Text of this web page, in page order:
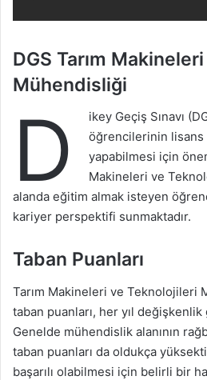
DGS Tarım
Mühendisliği
D
ikey Geçiş Sınavı
öğrencilerinin lisans
yapabilmesi için
Makineleri ve
alanda eğitim almak isteyen
kariyer perspektifi sunmaktadır.
Taban Puanları
Tarım Makineleri ve Teknolojileri
taban puanları, her yıl
Genelde mühendislik alanının
taban puanları da oldukça
başarılı olabilmesi için belirli bir